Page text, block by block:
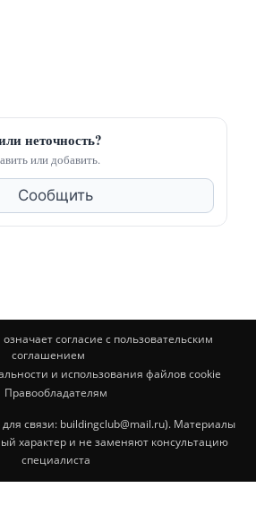
неточность?
или добавить.
Сообщить
согласие с пользовательским
соглашением
и использования файлов cookie
Правообладателям
связи: buildingclub@mail.ru). Материалы
характер и не заменяют консультацию
специалиста